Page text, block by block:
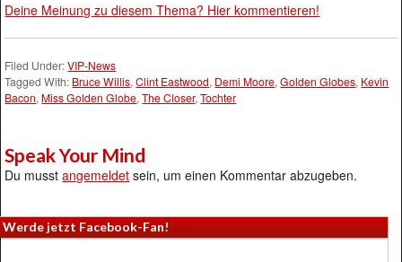
Deine Meinung zu diesem Thema? Hier kommentieren!
Filed Under:VIP-News
Tagged With: Bruce Willis,Clint Eastwood, Demi Moore,Golden Globes, Kevin
Bacon, Miss Golden Globe,The Closer,Tochter
Speak Your Mind
Du musstangemeldet sein, um einen Kommentar abzugeben.
Werde jetzt Facebook-Fan!